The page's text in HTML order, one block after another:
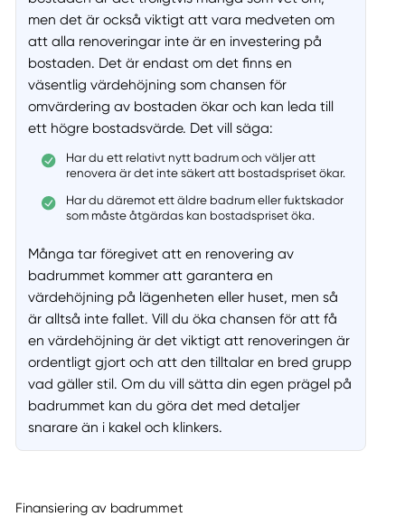
men det är också viktigt att vara medveten om
att alla renoveringar inte är en investering på
bostaden. Det är endast om det finns en
väsentlig värdehöjning som chansen för
omvärdering av bostaden ökar och kan leda till
ett högre bostadsvärde. Det vill säga:
Har du ett relativt nytt badrum och väljer att
renovera är det inte säkert att bostadspriset ökar.
Har du däremot ett äldre badrum eller fuktskador
som måste åtgärdas kan bostadspriset öka.
Många tar föregivet att en renovering av
badrummet kommer att garantera en
värdehöjning på lägenheten eller huset, men så
är alltså inte fallet. Vill du öka chansen för att få
en värdehöjning är det viktigt att renoveringen är
ordentligt gjort och att den tilltalar en bred grupp
vad gäller stil. Om du vill sätta din egen prägel på
badrummet kan du göra det med detaljer
snarare än i kakel och klinkers.
Finansiering av badrummet